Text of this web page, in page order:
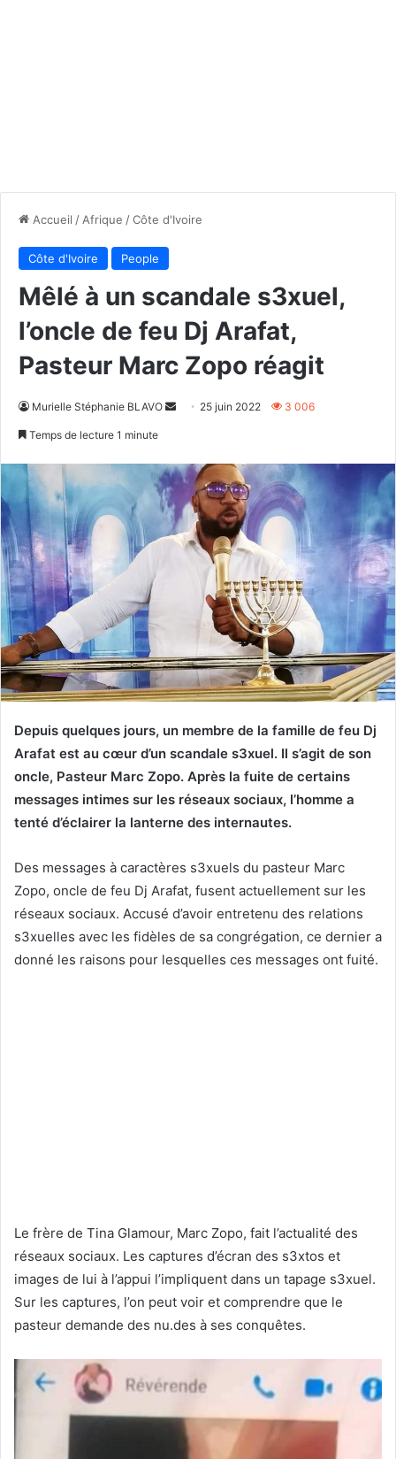
Accueil / Afrique /Côte d'Ivoire
Côte d'Ivoire People
Mêlé à un scandale s3xuel,
l’oncle de feu Dj Arafat,
Pasteur Marc Zopo réagit
Murielle Stéphanie BLAVO
Envoyer25 juin 2022 3 006
Temps de lecture 1 minute
Depuis quelques jours, un membre de la famille de feu Dj
Arafat est au cœur d’un scandale s3xuel. Il s’agit de son
oncle, Pasteur Marc Zopo. Après la fuite de certains
messages intimes sur les réseaux sociaux, l’homme a
tenté d’éclairer la lanterne des internautes.
Des messages à caractères s3xuels du pasteur Marc
Zopo, oncle de feu Dj Arafat, fusent actuellement sur les
réseaux sociaux. Accusé d’avoir entretenu des relations
s3xuelles avec les fidèles de sa congrégation, ce dernier a
donné les raisons pour lesquelles ces messages ont fuité.
Le frère de Tina Glamour, Marc Zopo, fait l’actualité des
réseaux sociaux. Les captures d’écran des s3xtos et
images de lui à l’appui l’impliquent dans un tapage s3xuel.
Sur les captures, l’on peut voir et comprendre que le
pasteur demande des nu.des à ses conquêtes.